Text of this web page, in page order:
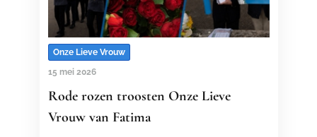
Onze Lieve Vrouw
15 mei 2026
Rode rozen troosten Onze Lieve
Vrouw van Fatima